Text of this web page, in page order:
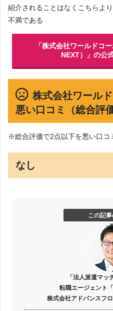
紹介されることはなくこちらよ
不満である
「株式会社ワールドコ
NEXT）」の公
株式会社ワール
悪い口コミ（総合評
※総合評価で2点以下を悪い口コ
なし
この記
「法人派遣マッ
転職エージェント
株式会社アドバンスフ